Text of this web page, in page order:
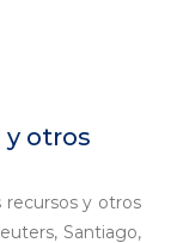
y otros
recursos y otros
Santiago,